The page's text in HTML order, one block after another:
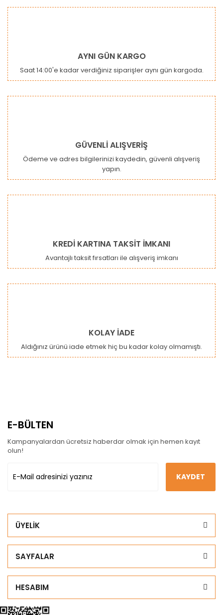
Bu ürüne ilk yorumu siz yapın!
Ürün açıklamasında eksik bilgiler bulunuyor.
Ürün bilgilerinde hatalar bulunuyor.
Gönder
AYNI GÜN KARGO
Saat 14:00'e kadar verdiğiniz siparişler aynı gün kargoda.
GÜVENLİ ALIŞVERİŞ
Ödeme ve adres bilgilerinizi kaydedin, güvenli alışveriş
yapın.
KREDİ KARTINA TAKSİT İMKANI
Avantajlı taksit fırsatları ile alışveriş imkanı
KOLAY İADE
Aldığınız ürünü iade etmek hiç bu kadar kolay olmamıştı.
E-BÜLTEN
Kampanyalardan ücretsiz haberdar olmak için hemen kayıt
olun!
KAYDET
ÜYELİK
SAYFALAR
HESABIM